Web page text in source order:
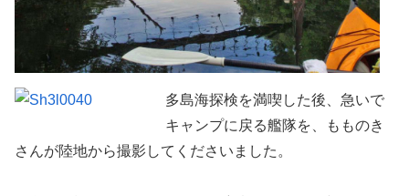
多島海探検を満喫した後、急いで
キャンプに戻る艦隊を、もものき
さんが陸地から撮影してくださいました。